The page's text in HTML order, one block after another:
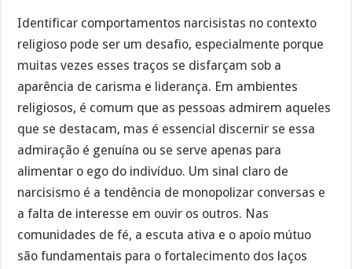
Identificar comportamentos narcisistas no contexto
religioso pode ser um desafio, especialmente porque
muitas vezes esses traços se disfarçam sob a
aparência de carisma e liderança. Em ambientes
religiosos, é comum que as pessoas admirem aqueles
que se destacam, mas é essencial discernir se essa
admiração é genuína ou se serve apenas para
alimentar o ego do indivíduo. Um sinal claro de
narcisismo é a tendência de monopolizar conversas e
a falta de interesse em ouvir os outros. Nas
comunidades de fé, a escuta ativa e o apoio mútuo
são fundamentais para o fortalecimento dos laços